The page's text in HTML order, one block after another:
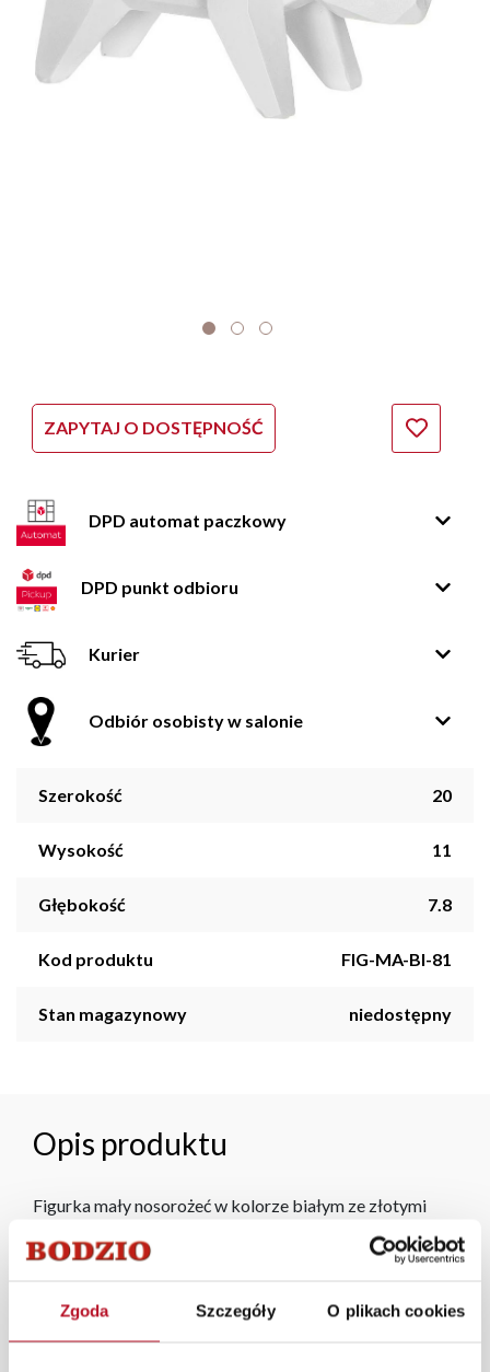
Zgoda Szczegóły O plikach cookies
ZAPYTAJ O DOSTĘPNOŚĆ
DPD automat paczkowy
DPD punkt odbioru
Kurier
Odbiór osobisty w salonie
Szerokość 20
Wysokość 11
Głębokość 7.8
Kod produktu FIG-MA-BI-81
Stan magazynowy niedostępny
Opis produktu
Figurka mały nosorożeć w kolorze białym ze złotymi
dodatkami doda elegancji każdemu wnętrzu. Wniesie
akcent glamour do pomieszczenia. Doskonale sprawdzi
ręcznie.